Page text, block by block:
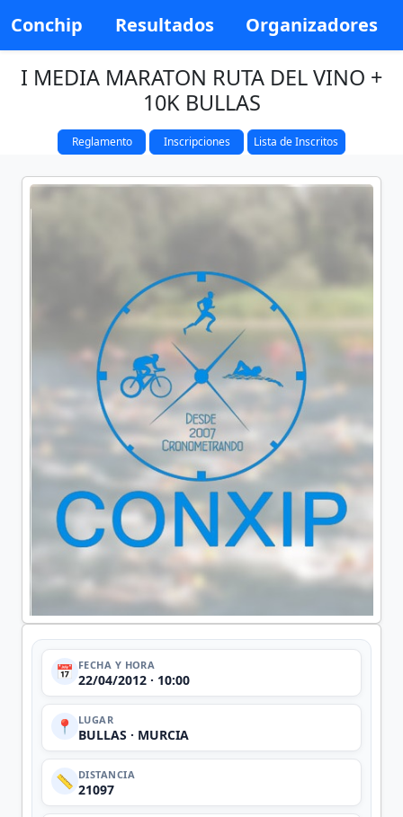
Conchip Resultados Organizadores
I MEDIA MARATON RUTA DEL VINO +
10K BULLAS
Reglamento Inscripciones Lista de Inscritos
📅 FECHA Y HORA
22/04/2012 · 10:00
📍 LUGAR
BULLAS · MURCIA
📏 DISTANCIA
21097